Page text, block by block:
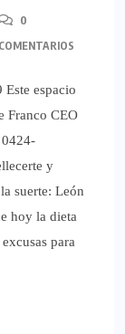
0
COMENTARIOS
espacio
Franco CEO
0424-
y
suerte: León
hoy la dieta
para